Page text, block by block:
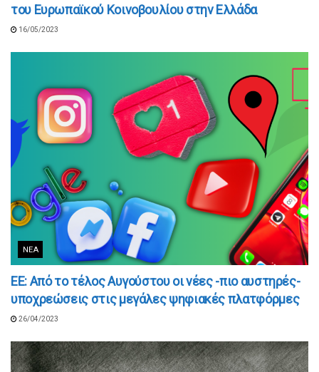
του Ευρωπαϊκού Κοινοβουλίου στην Ελλάδα
16/05/2023
ΝΈΑ
ΕΕ: Από το τέλος Αυγούστου οι νέες -πιο αυστηρές-
υποχρεώσεις στις μεγάλες ψηφιακές πλατφόρμες
26/04/2023